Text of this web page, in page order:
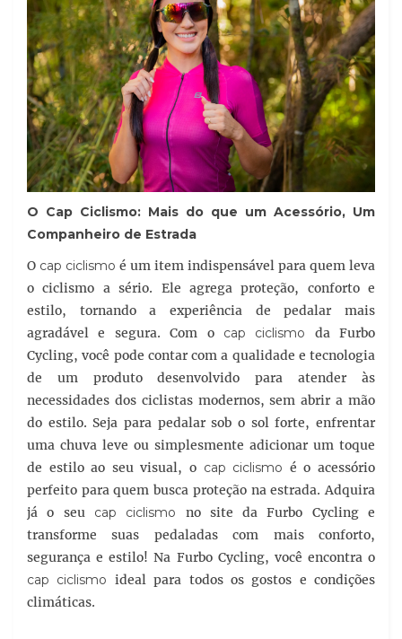
O Cap Ciclismo: Mais do que um Acessório, Um
Companheiro de Estrada
O cap ciclismo é um item indispensável para quem leva
o ciclismo a sério. Ele agrega proteção, conforto e
estilo, tornando a experiência de pedalar mais
agradável e segura. Com o cap ciclismo da Furbo
Cycling, você pode contar com a qualidade e tecnologia
de um produto desenvolvido para atender às
necessidades dos ciclistas modernos, sem abrir a mão
do estilo. Seja para pedalar sob o sol forte, enfrentar
uma chuva leve ou simplesmente adicionar um toque
de estilo ao seu visual, o cap ciclismo é o acessório
perfeito para quem busca proteção na estrada. Adquira
já o seu cap ciclismo no site da Furbo Cycling e
transforme suas pedaladas com mais conforto,
segurança e estilo! Na Furbo Cycling, você encontra o
cap ciclismo ideal para todos os gostos e condições
climáticas.